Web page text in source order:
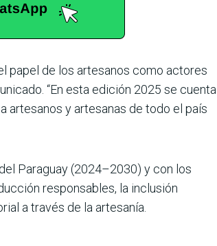
papel de los artesanos como actores
“En esta edición 2025 se cuenta
artesanos y artesanas de todo el país
Paraguay (2024–2030) y con los
responsables, la inclusión
a través de la artesanía.